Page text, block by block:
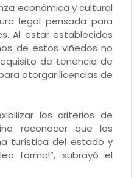
económica y cultural
legal pensada para
Al estar establecidos
de estos viñedos no
de tenencia de
otorgar licencias de
los criterios de
reconocer que los
turística del estado y
formal”, subrayó el